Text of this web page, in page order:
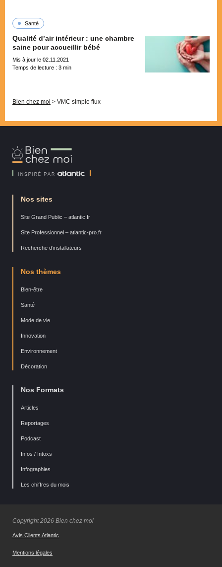
Santé
Qualité d’air intérieur : une chambre
saine pour accueillir bébé
Mis à jour le 02.11.2021
Temps de lecture : 3 min
Bien chez moi > VMC simple flux
Bien
Chez
Nos sites
Site Grand Public – atlantic.fr
Site Professionnel – atlantic-pro.fr
Recherche d’installateurs
Nos thèmes
Bien-être
Santé
Mode de vie
Innovation
Environnement
Décoration
Nos Formats
Articles
Reportages
Podcast
Infos / Intoxs
Infographies
Les chiffres du mois
Copyright 2026 Bien chez moi
Avis Clients Atlantic
Mentions légales